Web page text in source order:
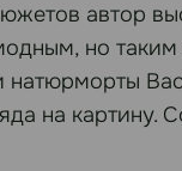
автор
но
натюрморты
на картину.